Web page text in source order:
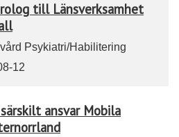
till Länsverksamhet
Psykiatri/Habilitering
12
ansvar Mobila